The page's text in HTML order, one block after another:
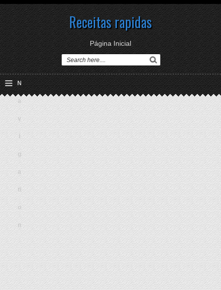
Receitas rapidas
Página Inicial
≡ N
a
v
i
g
a
ti
o
n